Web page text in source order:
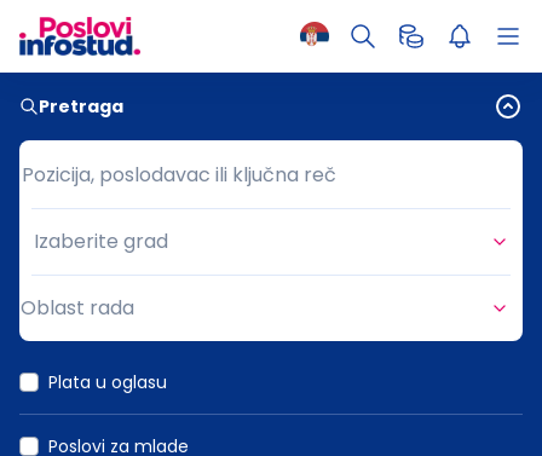
Pretraga
Pozicija, poslodavac ili ključna reč
Pozicija, poslodavac ili ključna reč
Grad
Izaberite grad
Oblast rada
Plata u oglasu
Poslovi za mlade